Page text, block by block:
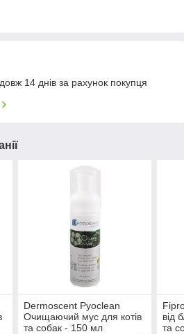
14 днів за рахунок покупця
Dermoscent Pyoclean
Очищаючий мус для котів
та собак - 150 мл
від
та